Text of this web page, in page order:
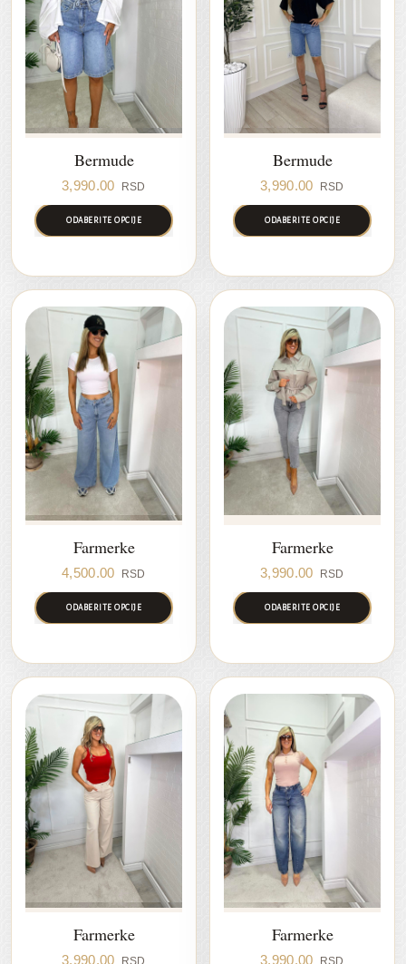
Bermude
3,990.00 RSD
ODABERITE OPCIJE
Bermude
3,990.00 RSD
ODABERITE OPCIJE
Farmerke
4,500.00 RSD
ODABERITE OPCIJE
Farmerke
3,990.00 RSD
ODABERITE OPCIJE
Farmerke
3,990.00 RSD
Farmerke
3,990.00 RSD